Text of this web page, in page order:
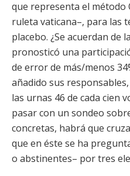
que representa el método
ruleta vaticana–, para las
placebo. ¿Se acuerdan de
pronosticó una
de error de más/menos
añadido sus
las urnas 46 de cada cien
pasar con un sondeo
concretas, habrá que
que en éste se ha
o abstinentes– por tres